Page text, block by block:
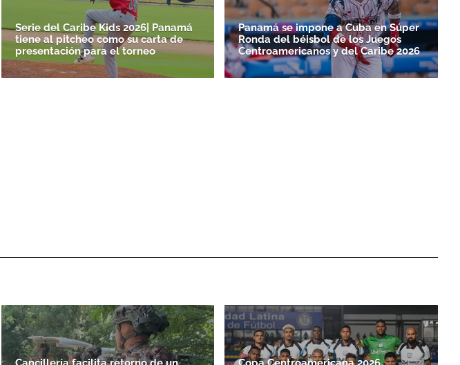
Serie del Caribe Kids 2026| Panamá
tiene al pitcheo como su carta de
presentación para el torneo
Panamá se impone a Cuba en Súper
Ronda del béisbol de los Juegos
Centroamericanos y del Caribe 2026